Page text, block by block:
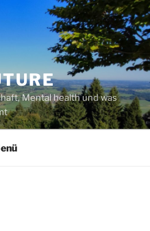
Mental health und was